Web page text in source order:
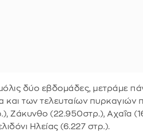
δύο εβδομάδες, μετράμε
και των τελευταίων
Ζάκυνθο (22.950στρ.), Αχαΐα
Ηλείας (6.227 στρ.).